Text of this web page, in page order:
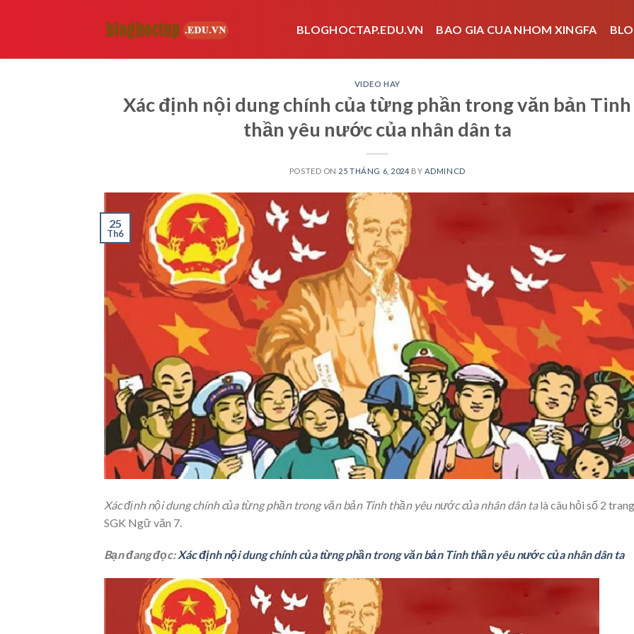
BLOGHOCTAP.EDU.VN BAO GIA CUA NHOM XINGFA
VIDEO HAY
Xác định nội dung chính của từng phần trong văn bản Tinh
thần yêu nước của nhân dân ta
POSTED ON 25 THÁNG 6, 2024 BY ADMINCD
25
Th6
Xác định nội dung chính của từng phần trong văn bản Tinh thần yêu nước của nhân dân talà câu hỏi số 2
SGK Ngữ văn 7.
Bạn đang đọc:Xác định nội dung chính của từng phần trong văn bản Tinh thần yêu nước của nhân dân ta